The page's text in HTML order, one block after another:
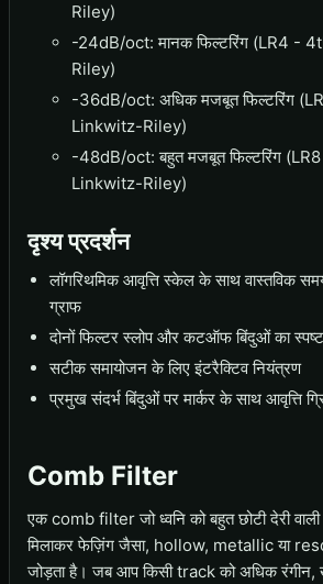
Riley)
-24dB/oct: मानक फिल्टरिंग (LR4 -
Riley)
-36dB/oct: अधिक मजबूत फिल्टरिंग
Linkwitz-Riley)
-48dB/oct: बहुत मजबूत फिल्टरिंग
Linkwitz-Riley)
दृश्य प्रदर्शन
लॉगरिथमिक आवृत्ति स्केल के साथ वास्तविक
ग्राफ
दोनों फिल्टर स्लोप और कटऑफ बिंदुओं का
सटीक समायोजन के लिए इंटरैक्टिव नियंत्रण
प्रमुख संदर्भ बिंदुओं पर मार्कर के साथ आवृत्ति
Comb Filter
एक comb filter जो ध्वनि को बहुत छोटी देरी वाली
मिलाकर फेज़िंग जैसा, hollow, metallic या
जोड़ता है। जब आप किसी track को अधिक रंगीन,